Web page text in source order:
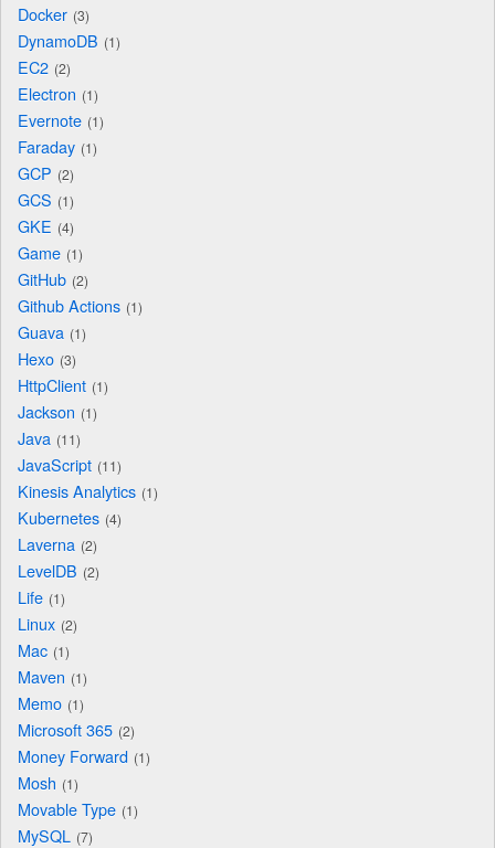
Docker 3
DynamoDB 1
EC2 2
Electron 1
Evernote 1
Faraday 1
GCP 2
GCS 1
GKE 4
Game 1
GitHub 2
Github Actions 1
Guava 1
Hexo 3
HttpClient 1
Jackson 1
Java 11
JavaScript 11
Kinesis Analytics 1
Kubernetes 4
Laverna 2
LevelDB 2
Life 1
Linux 2
Mac 1
Maven 1
Memo 1
Microsoft 365 2
Money Forward 1
Mosh 1
Movable Type 1
MySQL 7